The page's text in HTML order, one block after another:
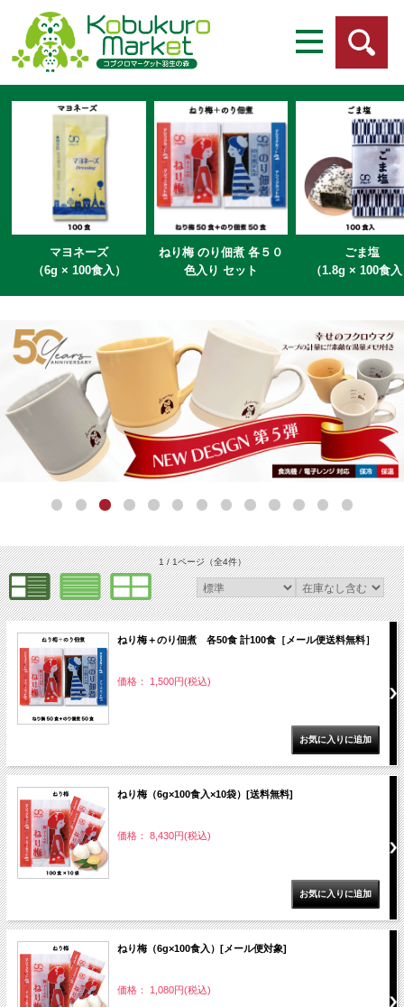
マヨネーズ
（6g × 100食入）
ねり梅 のり佃煮 各５０
色入り セット
ごま塩
（1.8g × 100食
1 / 1ページ（全4件）
ねり梅＋のり佃煮 各50食 計100食［メール便送料無料］
価格： 1,500円(税込)
ねり梅（6g×100食入×10袋）[送料無料]
価格： 8,430円(税込)
ねり梅（6g×100食入）[メール便対象]
価格： 1,080円(税込)